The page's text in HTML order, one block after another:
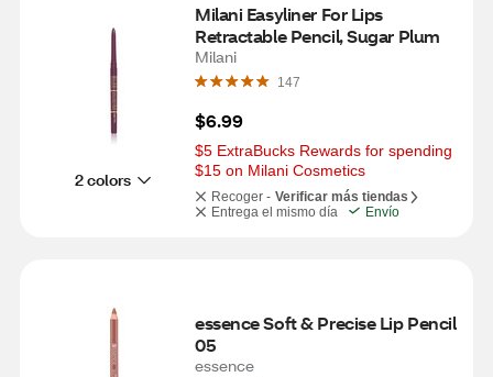
2 colors
Milani Easyliner For Lips
Retractable Pencil, Sugar Plum
Milani
147
$6.99
$5 ExtraBucks Rewards for spending
$15 on Milani Cosmetics
Recoger - Verificar más tiendas
Entrega el mismo día
Envío
essence Soft & Precise Lip Pencil
05
essence